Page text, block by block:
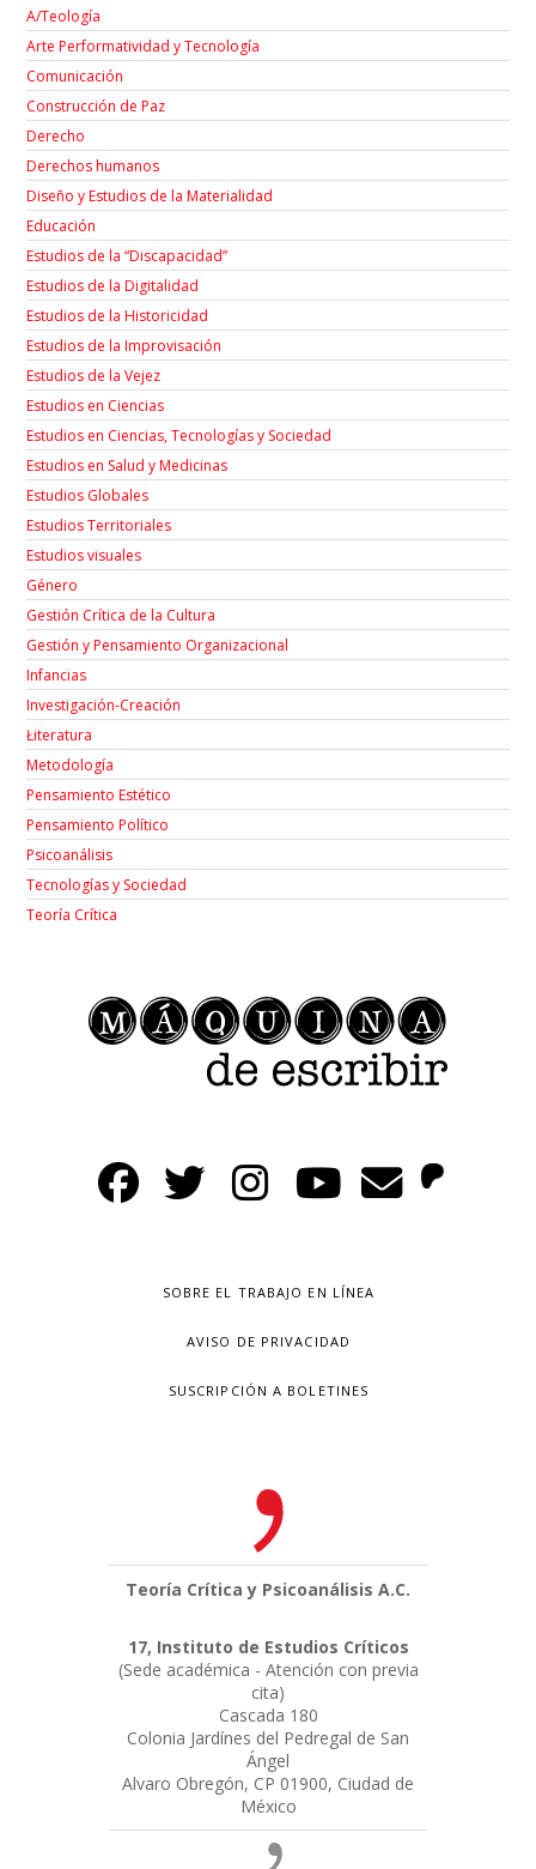
A/Teología
Arte Performatividad y Tecnología
Comunicación
Construcción de Paz
Derecho
Derechos humanos
Diseño y Estudios de la Materialidad
Educación
Estudios de la “Discapacidad”
Estudios de la Digitalidad
Estudios de la Historicidad
Estudios de la Improvisación
Estudios de la Vejez
Estudios en Ciencias
Estudios en Ciencias, Tecnologías y Sociedad
Estudios en Salud y Medicinas
Estudios Globales
Estudios Territoriales
Estudios visuales
Género
Gestión Crítica de la Cultura
Gestión y Pensamiento Organizacional
Infancias
Investigación-Creación
Łiteratura
Metodología
Pensamiento Estético
Pensamiento Político
Psicoanálisis
Tecnologías y Sociedad
Teoría Crítica
SOBRE EL TRABAJO EN LÍNEA
AVISO DE PRIVACIDAD
SUSCRIPCIÓN A BOLETINES
Teoría Crítica y Psicoanálisis A.C.
17, Instituto de Estudios Críticos
(Sede académica - Atención con previa
cita)
Cascada 180
Colonia Jardínes del Pedregal de San
Ángel
Alvaro Obregón, CP 01900, Ciudad de
México